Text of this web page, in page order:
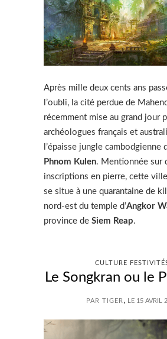
Après mille deux cents ans
l’oubli, la cité perdue de
récemment mise au grand jour
archéologues français et
l’épaisse jungle cambodgienne
Phnom Kulen. Mentionnée sur
inscriptions en pierre, cette
se situe à une quarantaine de
nord-est du temple d’Angkor
province de Siem Reap.
CULTURE
Le Songkran ou le
PAR TIGER , LE 15 AVRIL